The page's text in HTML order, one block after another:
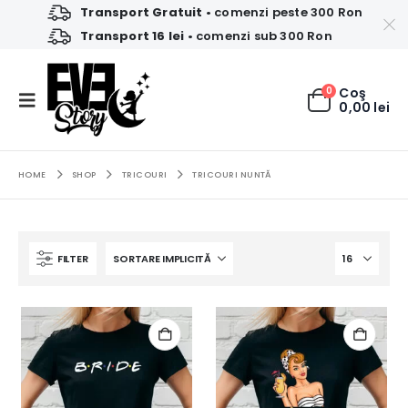
Transport Gratuit • comenzi peste 300 Ron
Transport 16 lei • comenzi sub 300 Ron
0 Coş
0,00 lei
HOME SHOP TRICOURI TRICOURI NUNTĂ
FILTER